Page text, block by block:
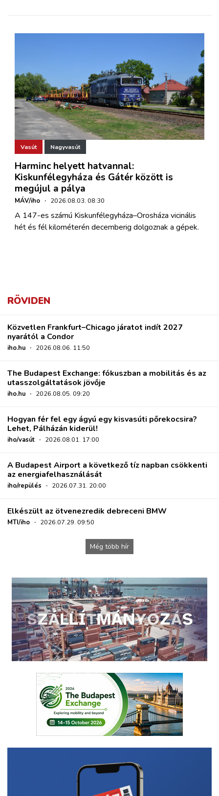
Vasút Nagyvasút
Harminc helyett hatvannal:
Kiskunfélegyháza és Gátér között is
megújul a pálya
MÁV/iho · 2026.08.03. 08:30
A 147-es számú Kiskunfélegyháza–Orosháza vicinális
hét és fél kilométerén decemberig dolgoznak a gépek.
RÖVIDEN
Közvetlen Frankfurt–Chicago járatot indít 2027
nyarától a Condor
iho.hu · 2026.08.06. 11:50
The Budapest Exchange: fókuszban a mobilitás és az
utasszolgáltatások jövője
iho.hu · 2026.08.05. 09:20
Hogyan fér fel egy ágyú egy kisvasúti pőrekocsira?
Lehet, Pálházán kiderül!
iho/vasút · 2026.08.01. 17:00
A Budapest Airport a következő tíz napban csökkenti
az energiafelhasználását
iho/repülés · 2026.07.31. 20:00
Elkészült az ötvenezredik debreceni BMW
MTI/iho · 2026.07.29. 09:50
Még több hír